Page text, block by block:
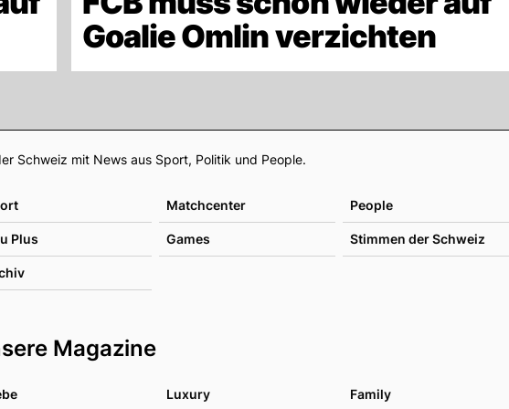
Goalie Omlin verzichten
Footer
Schweiz mit News aus Sport, Politik und People.
Matchcenter People
Plus Games Stimmen der Schweiz
Magazine
Luxury Family